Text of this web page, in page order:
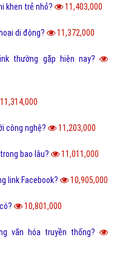
khen trẻ nhỏ? 11,403,000
di động? 11,372,000
thường gặp hiện nay?
công nghệ? 11,203,000
bao lâu? 11,011,000
link Facebook? 10,905,000
10,801,000
văn hóa truyền thống?